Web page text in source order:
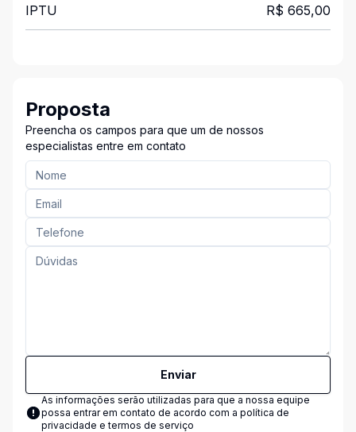
IPTU R$ 665,00
Proposta
Preencha os campos para que um de nossos
especialistas entre em contato
Enviar
As informações serão utilizadas para que a nossa equipe
possa entrar em contato de acordo com a política de
privacidade e termos de serviço